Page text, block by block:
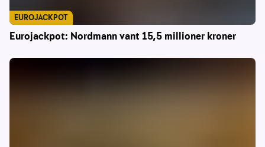
Eurojackpot: Nordmann vant 15,5 millioner kroner
EUROJACKPOT